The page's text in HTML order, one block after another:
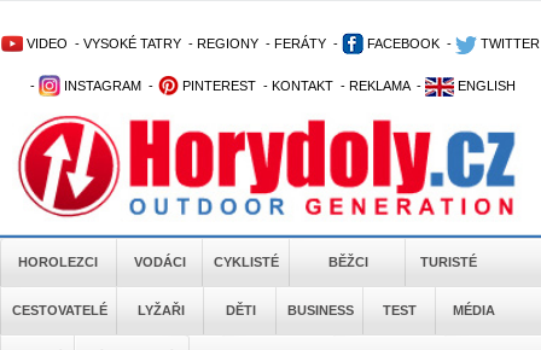
VIDEO - VYSOKÉ TATRY - REGIONY - FERÁTY - FACEBOOK - TWITTER
- INSTAGRAM - PINTEREST - KONTAKT - REKLAMA - ENGLISH
HOROLEZCI VODÁCI CYKLISTÉ BĚŽCI TURISTÉ
CESTOVATELÉ LYŽAŘI DĚTI BUSINESS TEST MÉDIA